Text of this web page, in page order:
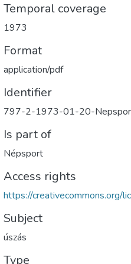
Temporal coverage
1973
Format
application/pdf
Identifier
797-2-1973-01-20-
Is part of
Népsport
Access rights
https://creativecommons.org/
Subject
úszás
Type